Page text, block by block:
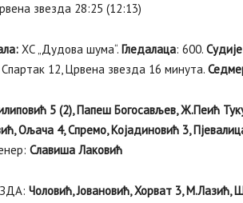
звезда 28:25 (12:13)
ХС „Дудова шума“. Гледалаца: 600. Судије
12, Црвена звезда 16 минута.
5 (2), Папеш Богосављев, Ж.Пеић
Ољача 4, Спремо, Којадиновић 3,
Славиша Лаковић
Чоловић, Јовановић, Хорват 3, М.Лазић,